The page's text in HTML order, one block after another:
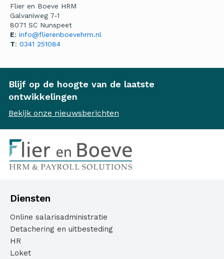
Flier en Boeve HRM
Galvaniweg 7-1
8071 SC Nunspeet
E: info@flierenboevehrm.nl
T: 0341 251084
Blijf op de hoogte van de laatste
ontwikkelingen
Bekijk onze nieuwsberichten
Diensten
Online salarisadministratie
Detachering en uitbesteding
HR
Loket